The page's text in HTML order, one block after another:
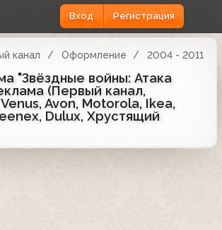
Вход Регистрация
канал Оформление 2004 - 2011
"Звёздные войны: Атака
(Первый канал,
Avon, Motorola, Ikea,
Dulux, Хрустящий